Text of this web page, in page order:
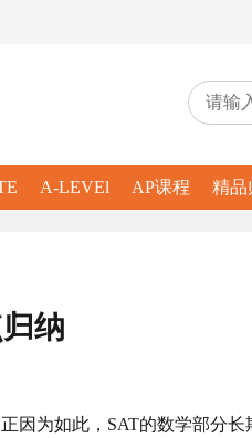
A-LEVEl AP课程 精品
纳
因为如此，SAT的数学部分长